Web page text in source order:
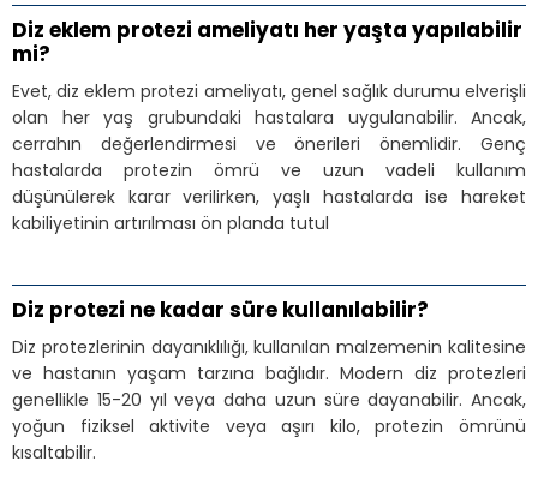
Diz eklem protezi ameliyatı her yaşta yapılabilir
mi?
Evet, diz eklem protezi ameliyatı, genel sağlık durumu elverişli
olan her yaş grubundaki hastalara uygulanabilir. Ancak,
cerrahın değerlendirmesi ve önerileri önemlidir. Genç
hastalarda protezin ömrü ve uzun vadeli kullanım
düşünülerek karar verilirken, yaşlı hastalarda ise hareket
kabiliyetinin artırılması ön planda tutul
Diz protezi ne kadar süre kullanılabilir?
Diz protezlerinin dayanıklılığı, kullanılan malzemenin kalitesine
ve hastanın yaşam tarzına bağlıdır. Modern diz protezleri
genellikle 15-20 yıl veya daha uzun süre dayanabilir. Ancak,
yoğun fiziksel aktivite veya aşırı kilo, protezin ömrünü
kısaltabilir.